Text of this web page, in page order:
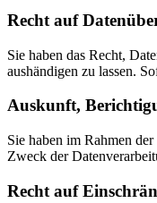
Recht auf
Sie haben das Recht,
aushändigen zu lassen.
Auskunft,
Sie haben im Rahmen
Zweck der
Recht auf